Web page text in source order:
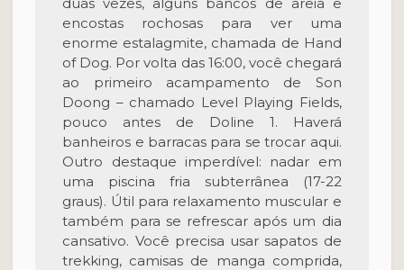
encostas rochosas para ver uma
enorme estalagmite, chamada de Hand
of Dog. Por volta das 16:00, você chegará
ao primeiro acampamento de Son
Doong – chamado Level Playing Fields,
pouco antes de Doline 1. Haverá
banheiros e barracas para se trocar aqui.
Outro destaque imperdível: nadar em
uma piscina fria subterrânea (17-22
graus). Útil para relaxamento muscular e
também para se refrescar após um dia
cansativo. Você precisa usar sapatos de
trekking, camisas de manga comprida,